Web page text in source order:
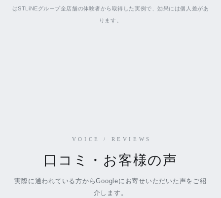
はSTLiNEグループ全店舗の体験者から取得した実例で、効果には個人差があ
ります。
VOICE / REVIEWS
口コミ・お客様の声
実際に通われている方からGoogleにお寄せいただいた声をご紹
介します。